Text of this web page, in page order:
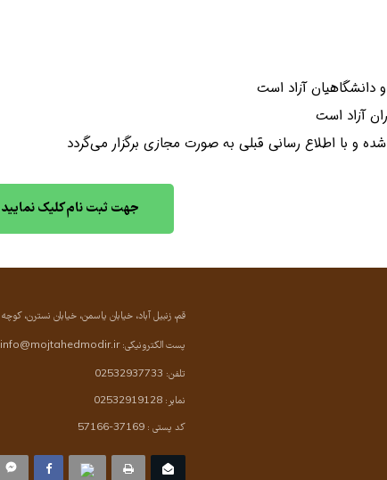
دانشگاهیان آزاد است
آزاد است
شده و با اطلاع رسانی قبلی به صورت مجازی برگزار می‌گردد
جهت ثبت نام کلیک نمایید
قم، زنبیل آباد، خیابان یاسمن، خیابان نسترن، کوچه 6 پلاک 61
پست الکترونیکی:info@mojtahedmodir.ir
تلفن: 02532937733
نمابر: 02532919128
کد پستی : 37169-57166